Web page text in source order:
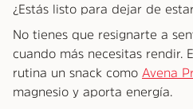
¿Estás listo para dejar de
No tienes que resignarte a
cuando más necesitas rendir.
rutina un snack como Avena
magnesio y aporta energía.